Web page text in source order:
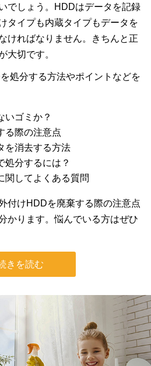
でしょう。HDDはデータを記録
タイプも内蔵タイプもデータを
ければなりません。きちんと正
大切です。
処分する方法やポイントなどを
いゴミか？
る際の注意点
を消去する方法
処分するには？
関してよくある質問
付けHDDを廃棄する際の注意点
かります。悩んでいる方はぜひ
きを読む